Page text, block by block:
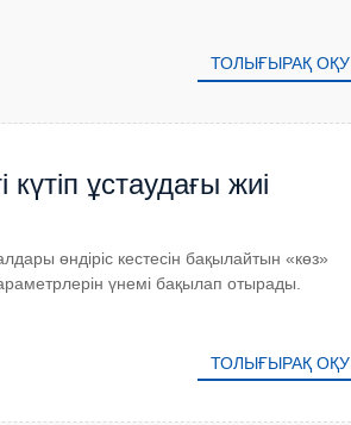
ТОЛЫҒЫРАҚ ОҚУ
ұстаудағы жиі
өндіріс кестесін бақылайтын «көз»
үнемі бақылап отырады.
ТОЛЫҒЫРАҚ ОҚУ